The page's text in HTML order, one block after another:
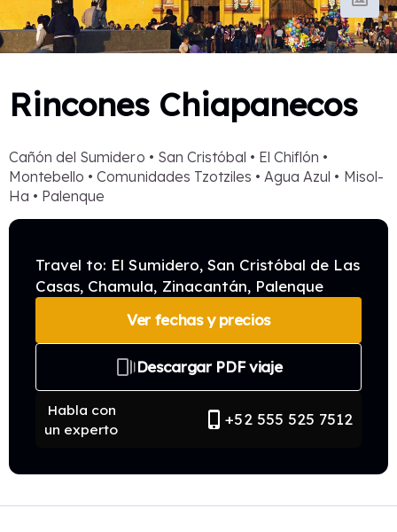
Rincones Chiapanecos
Cañón del Sumidero • San Cristóbal • El Chiflón •
Montebello • Comunidades Tzotziles • Agua Azul • Misol-
Ha • Palenque
Travel to: El Sumidero, San Cristóbal de Las
Casas, Chamula, Zinacantán, Palenque
Ver fechas y precios
web_storiesDescargar PDF viaje
Habla con
un experto
phone_iphone+52 555 525 7512